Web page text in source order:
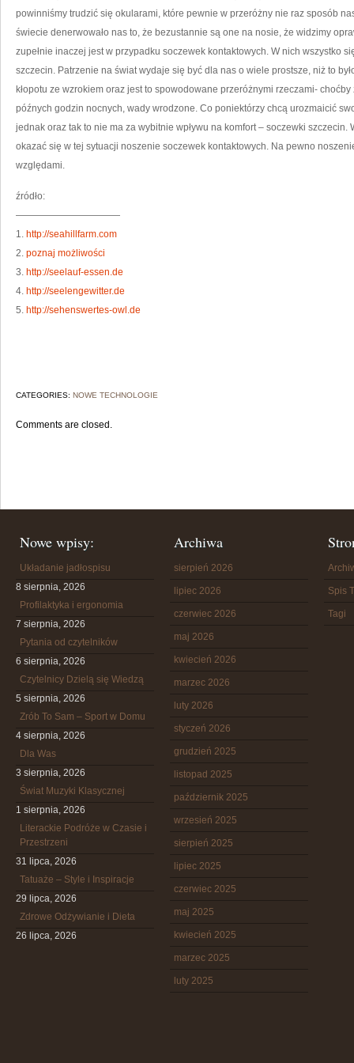
powinniśmy trudzić się okularami, które pewnie w przeróżny nie raz sposób
świecie denerwowało nas to, że bezustannie są one na nosie, że widzimy
zupełnie inaczej jest w przypadku soczewek kontaktowych. W nich wszystko
szczecin. Patrzenie na świat wydaje się być dla nas o wiele prostsze, niż to
kłopotu ze wzrokiem oraz jest to spowodowane przeróżnymi rzeczami-
późnych godzin nocnych, wady wrodzone. Co poniektórzy chcą urozmaicić
jednak oraz tak to nie ma za wybitnie wpływu na komfort – soczewki
okazać się w tej sytuacji noszenie soczewek kontaktowych. Na pewno
względami.
źródło:
———————————
1. http://seahillfarm.com
2. poznaj możliwości
3. http://seelauf-essen.de
4. http://seelengewitter.de
5. http://sehenswertes-owl.de
CATEGORIES: NOWE TECHNOLOGIE
Comments are closed.
Nowe wpisy:
Układanie jadłospisu
8 sierpnia, 2026
Profilaktyka i ergonomia
7 sierpnia, 2026
Pytania od czytelników
6 sierpnia, 2026
Czytelnicy Dzielą się Wiedzą
5 sierpnia, 2026
Zrób To Sam – Sport w Domu
4 sierpnia, 2026
Dla Was
3 sierpnia, 2026
Świat Muzyki Klasycznej
1 sierpnia, 2026
Literackie Podróże w Czasie i
Przestrzeni
31 lipca, 2026
Tatuaże – Style i Inspiracje
29 lipca, 2026
Zdrowe Odżywianie i Dieta
26 lipca, 2026
Archiwa
sierpień 2026
lipiec 2026
czerwiec 2026
maj 2026
kwiecień 2026
marzec 2026
luty 2026
styczeń 2026
grudzień 2025
listopad 2025
październik 2025
wrzesień 2025
sierpień 2025
lipiec 2025
czerwiec 2025
maj 2025
kwiecień 2025
marzec 2025
luty 2025
Spis
Tagi